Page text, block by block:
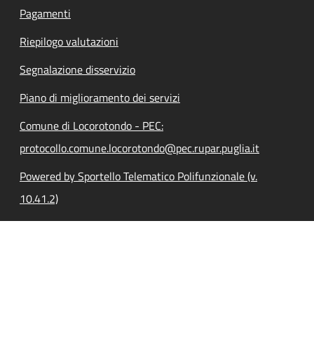
Pagamenti
Riepilogo valutazioni
Segnalazione disservizio
Piano di miglioramento dei servizi
Comune di Locorotondo - PEC:
protocollo.comune.locorotondo@pec.rupar.puglia.it
Powered by Sportello Telematico Polifunzionale (v.
10.41.2)